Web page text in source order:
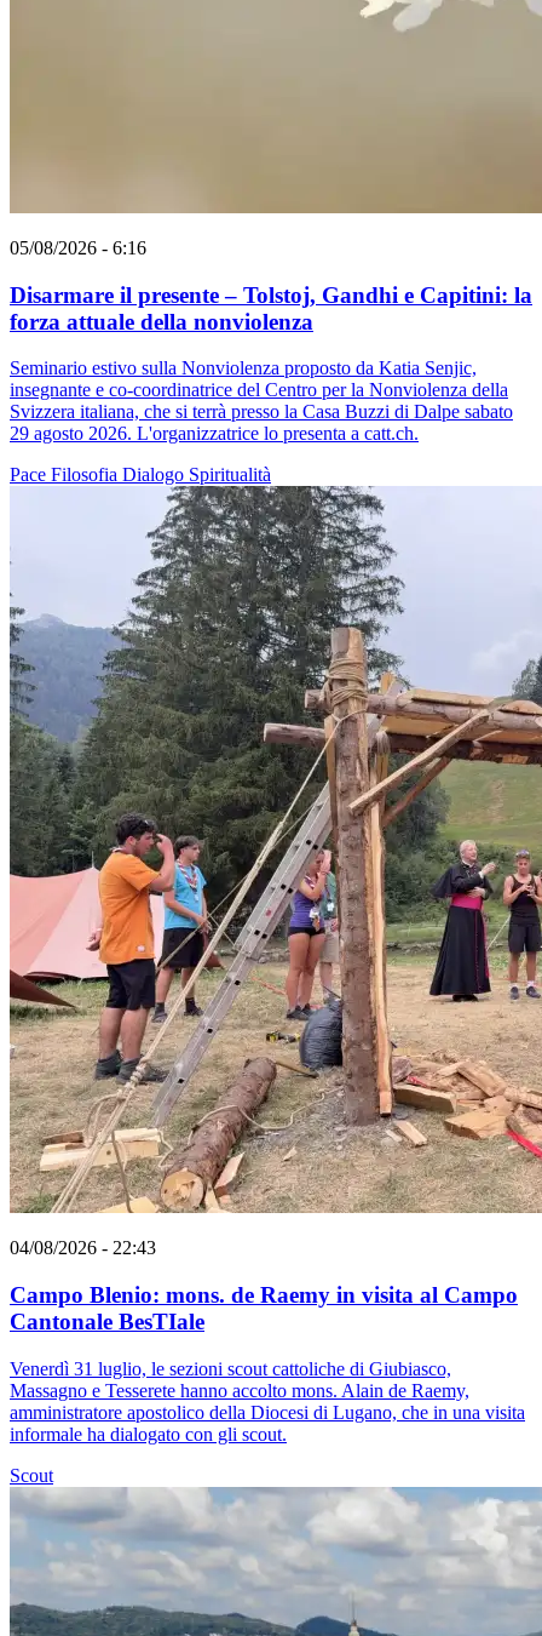
05/08/2026 - 6:16
Disarmare il presente – Tolstoj, Gandhi e Capitini: la
forza attuale della nonviolenza
Seminario estivo sulla Nonviolenza proposto da Katia Senjic,
insegnante e co-coordinatrice del Centro per la Nonviolenza della
Svizzera italiana, che si terrà presso la Casa Buzzi di Dalpe sabato
29 agosto 2026. L'organizzatrice lo presenta a catt.ch.
Pace Filosofia Dialogo Spiritualità
04/08/2026 - 22:43
Campo Blenio: mons. de Raemy in visita al Campo
Cantonale BesTIale
Venerdì 31 luglio, le sezioni scout cattoliche di Giubiasco,
Massagno e Tesserete hanno accolto mons. Alain de Raemy,
amministratore apostolico della Diocesi di Lugano, che in una visita
informale ha dialogato con gli scout.
Scout